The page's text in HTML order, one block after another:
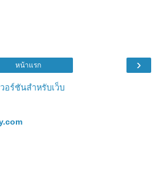
›
หน้าแรก
วอร์ชันสำหรับเว็บ